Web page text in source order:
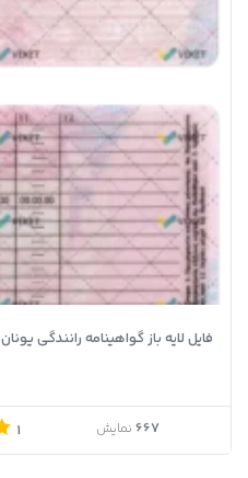
فایل لایه باز گواهینامه رانندگی یونان
667 نمایش 1